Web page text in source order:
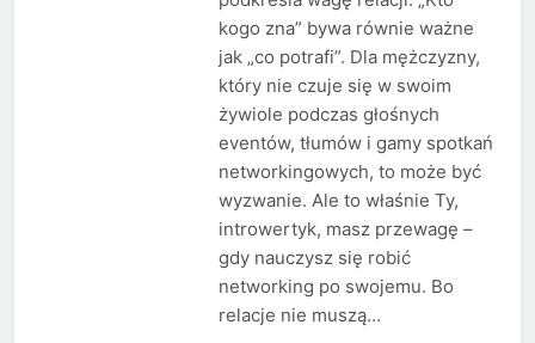
kogo zna” bywa równie ważne
jak „co potrafi”. Dla mężczyzny,
który nie czuje się w swoim
żywiole podczas głośnych
eventów, tłumów i gamy spotkań
networkingowych, to może być
wyzwanie. Ale to właśnie Ty,
introwertyk, masz przewagę –
gdy nauczysz się robić
networking po swojemu. Bo
relacje nie muszą…